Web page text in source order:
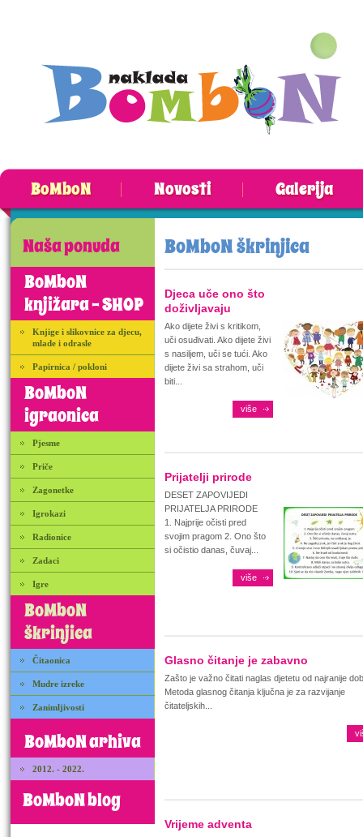
BoMboN Novosti Galerija
Naša ponuda
BoMboN
knjižara - SHOP
Knjige i slikovnice za djecu,
mlade i odrasle
Papirnica / pokloni
BoMboN
igraonica
Pjesme
Priče
Zagonetke
Igrokazi
Radionice
Zadaci
Igre
BoMboN
škrinjica
Čitaonica
Mudre izreke
Zanimljivosti
BoMboN arhiva
2012. - 2022.
BoMboN blog
BoMboN škrinjica
Djeca uče ono što
doživljavaju
Ako dijete živi s kritikom,
uči osuđivati. Ako dijete živi
s nasiljem, uči se tući. Ako
dijete živi sa strahom, uči
biti...
više
Prijatelji prirode
DESET ZAPOVIJEDI
PRIJATELJA PRIRODE
1. Najprije očisti pred
svojim pragom 2. Ono što
si očistio danas, čuvaj...
više
Glasno čitanje je zabavno
Zašto je važno čitati naglas djetetu od najranije
Metoda glasnog čitanja ključna je za razvijanje
čitateljskih...
Vrijeme adventa